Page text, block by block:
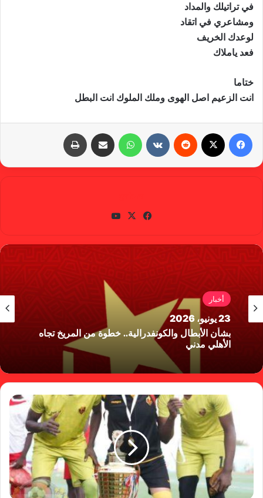
في تراتيلك والمداد
ومشاعري في اتقاد
لوعدك الخريف
فعد ياملاك
ختاما
انت الزعيم اصل الهوى وملك الملوك انت البطل
واتساب
في
وك
X
أخبار
23 يونيو، 2026
بشأن الأبطال والكونفدرالية.. خطوة من المريخ تجاه
الأهلي مدني